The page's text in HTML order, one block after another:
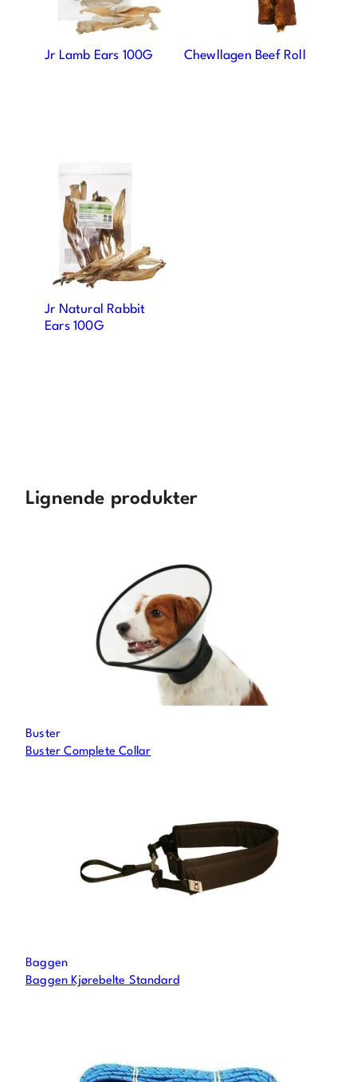
Jr Lamb Ears 100G Chewllagen Beef Roll
Jr Natural Rabbit
Ears 100G
Lignende produkter
Buster
Buster Complete Collar
Baggen
Baggen Kjørebelte Standard